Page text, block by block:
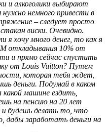
и алкоголики выбирают
нужно немного привести в
– следует просто
виски. Очевидно.
я хочу много денег, то как я
10% от
и прямо сейчас спустить
от Louis Vuitton? Путем
которая тебя ждет,
деньги. Подумай в каком
машине ездить,
на пенсию на 20 лет
и будешь делать то, что
дабы заработать деньги на